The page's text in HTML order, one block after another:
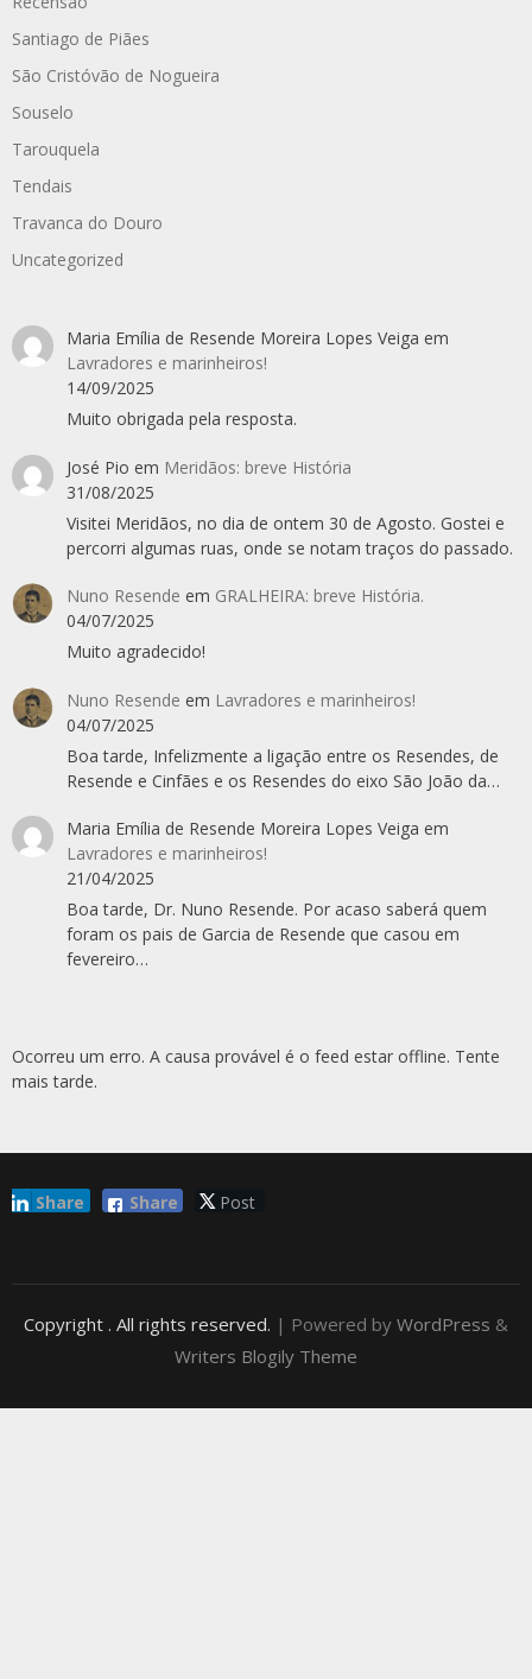
Santiago de Piães
São Cristóvão de Nogueira
Souselo
Tarouquela
Tendais
Travanca do Douro
Uncategorized
Maria Emília de Resende Moreira Lopes Veiga em
Lavradores e marinheiros!
14/09/2025
Muito obrigada pela resposta.
José Pio em Meridãos: breve História
31/08/2025
Visitei Meridãos, no dia de ontem 30 de Agosto. Gostei e
percorri algumas ruas, onde se notam traços do passado.
Nuno Resende em GRALHEIRA: breve História.
04/07/2025
Muito agradecido!
Nuno Resende em Lavradores e marinheiros!
04/07/2025
Boa tarde, Infelizmente a ligação entre os Resendes, de
Resende e Cinfães e os Resendes do eixo São João da…
Maria Emília de Resende Moreira Lopes Veiga em
Lavradores e marinheiros!
21/04/2025
Boa tarde, Dr. Nuno Resende. Por acaso saberá quem
foram os pais de Garcia de Resende que casou em
fevereiro…
Ocorreu um erro. A causa provável é o feed estar offline. Tente
mais tarde.
Share Post
Share
Copyright . All rights reserved. | Powered by WordPress &
Writers Blogily Theme